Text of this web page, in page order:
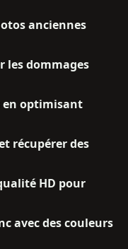
anciennes
les dommages
en optimisant
récupérer des
HD pour
avec des couleurs